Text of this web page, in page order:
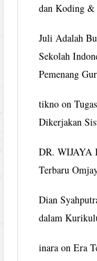
dan Koding
Juli Adalah
Sekolah
Pemenang
tikno on
Dikerjakan
DR. WIJAYA
Terbaru
Dian
dalam
inara onEra